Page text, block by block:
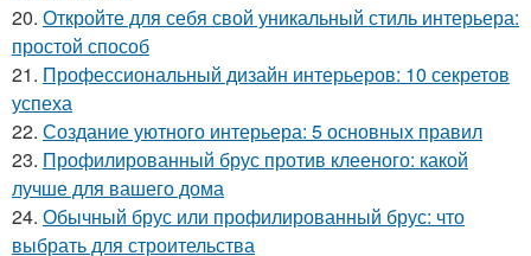
20. Откройте для себя свой уникальный стиль интерьера:
простой способ
21. Профессиональный дизайн интерьеров: 10 секретов
успеха
22. Создание уютного интерьера: 5 основных правил
23. Профилированный брус против клееного: какой
лучше для вашего дома
24. Обычный брус или профилированный брус: что
выбрать для строительства